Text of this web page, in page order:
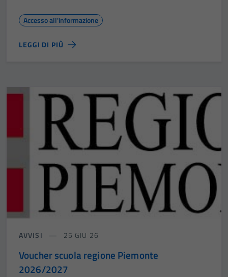
Accesso all'informazione
LEGGI DI PIÙ
AVVISI 25 GIU 26
Voucher scuola regione Piemonte
2026/2027